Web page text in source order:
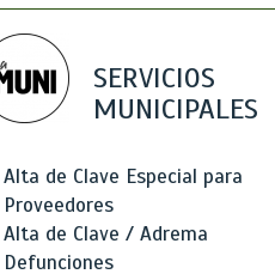
SERVICIOS
MUNICIPALES
Alta de Clave Especial para
Proveedores
Alta de Clave / Adrema
Defunciones